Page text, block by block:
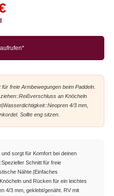
freie Armbewegungen beim Paddeln.
an Knöcheln
4/3 mm,
Sollte eng sitzen.
sorgt für Komfort bei deinen
Schnitt für freie
Nähte.|Einfaches
und Rücken für ein leichtes
4/3 mm, geklebt/genäht. RV mit